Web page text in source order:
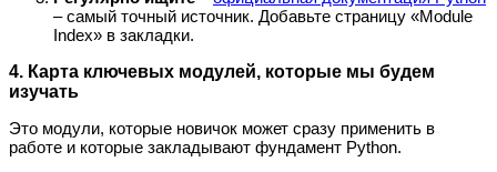
– самый точный источник. Добавьте страницу «Module
Index» в закладки.
4. Карта ключевых модулей, которые мы будем
изучать
Это модули, которые новичок может сразу применить в
работе и которые закладывают фундамент Python.